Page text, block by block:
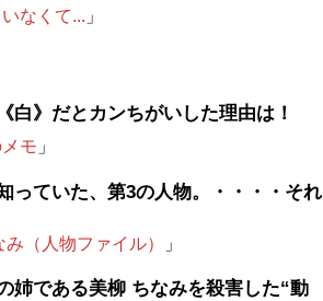
なくて... 」
白》だとカンちがいした理由は！
モ 」
っていた、第3の人物。・・・・それ
み（人物ファイル） 」
姉である美柳 ちなみを殺害した“動